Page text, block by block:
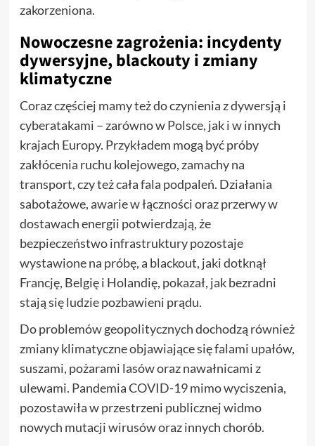
zakorzeniona.
Nowoczesne zagrożenia: incydenty
dywersyjne, blackouty i zmiany
klimatyczne
Coraz częściej mamy też do czynienia z dywersją i
cyberatakami – zarówno w Polsce, jak i w innych
krajach Europy. Przykładem mogą być próby
zakłócenia ruchu kolejowego, zamachy na
transport, czy też cała fala podpaleń. Działania
sabotażowe, awarie w łączności oraz przerwy w
dostawach energii potwierdzają, że
bezpieczeństwo infrastruktury pozostaje
wystawione na próbę, a blackout, jaki dotknął
Francję, Belgię i Holandię, pokazał, jak bezradni
stają się ludzie pozbawieni prądu.
Do problemów geopolitycznych dochodzą również
zmiany klimatyczne objawiające się falami upałów,
suszami, pożarami lasów oraz nawałnicami z
ulewami. Pandemia COVID-19 mimo wyciszenia,
pozostawiła w przestrzeni publicznej widmo
nowych mutacji wirusów oraz innych chorób.